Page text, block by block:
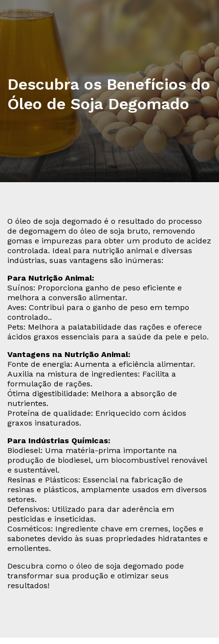
Descubra os Benefícios do
Óleo de Soja Degomado
O óleo de soja degomado é o resultado do processo
de degomagem do óleo de soja bruto, removendo
gomas e impurezas para obter um produto de acidez
controlada. Ideal para nutrição animal e diversas
indústrias, suas vantagens são inúmeras:
Para Nutrição Animal:
Suínos: Proporciona ganho de peso eficiente e
melhora a conversão alimentar.
Aves: Contribui para o ganho de peso em tempo
controlado..
Pets: Melhora a palatabilidade das rações e oferece
ácidos graxos essenciais para a saúde da pele e pelo.
Vantagens na Nutrição Animal:
Fonte de energia: Aumenta a eficiência alimentar.
Auxilia na mistura de ingredientes: Facilita a
formulação de rações.
Ótima digestibilidade: Melhora a absorção de
nutrientes.
Proteína de qualidade: Enriquecido com ácidos
graxos insaturados.
Para Indústrias Químicas:
Biodiesel: Uma matéria-prima importante na
produção de biodiesel, um biocombustível renovável
e sustentável.
Resinas e Plásticos: Essencial na fabricação de
resinas e plásticos, amplamente usados em diversos
setores.
Defensivos: Utilizado para dar aderência em
pesticidas e inseticidas.
Cosméticos: Ingrediente chave em cremes, loções e
sabonetes devido às suas propriedades hidratantes e
emolientes.
Descubra como o óleo de soja degomado pode
transformar sua produção e otimizar seus
resultados!